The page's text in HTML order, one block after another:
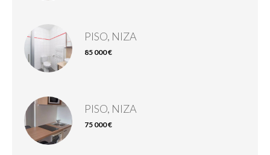
PISO, NIZA
85 000 €
PISO, NIZA
75 000 €